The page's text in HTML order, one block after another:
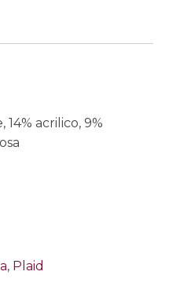
acrilico, 9%
, Plaid